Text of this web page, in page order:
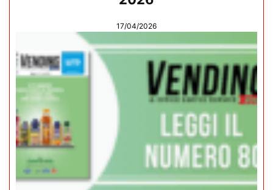
17/04/2026